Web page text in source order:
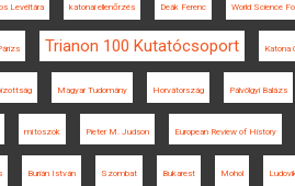
Levéltára katonai ellenőrzés Deák Ferenc World Science
Trianon 100 Kutatócsoport Katona
Magyar Tudomány Horvátország Pálvölgyi Balázs
mítoszok Pieter M. Judson European Review of History
Burián István Szombat Bukarest Mohol